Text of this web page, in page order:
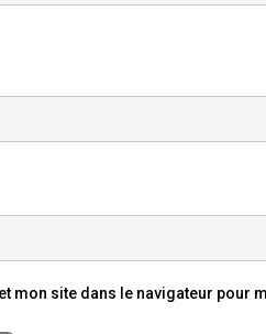
mon site dans le navigateur pour